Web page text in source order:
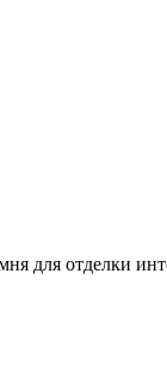
для отделки